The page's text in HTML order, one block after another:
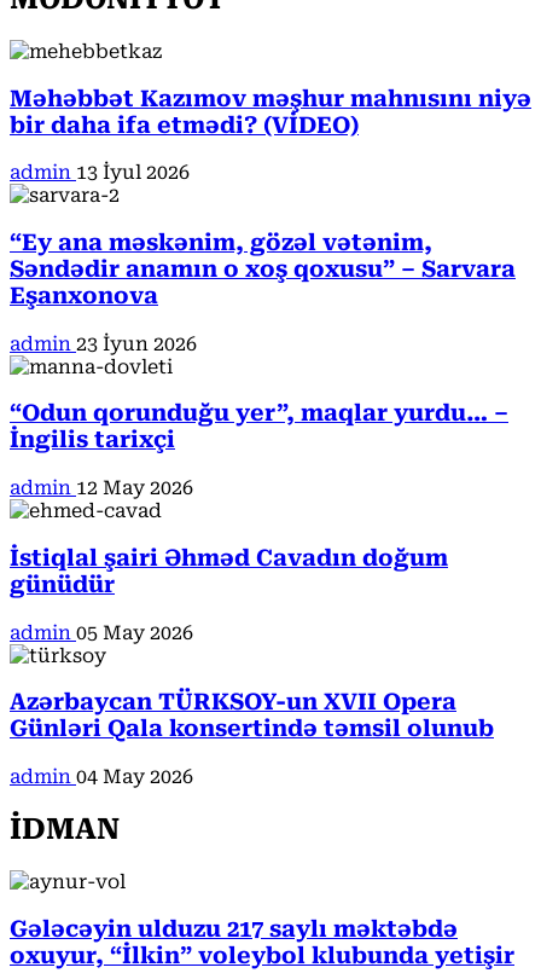
Məhəbbət Kazımov məşhur mahnısını niyə
bir daha ifa etmədi? (VİDEO)
admin 13 İyul 2026
“Ey ana məskənim, gözəl vətənim,
Səndədir anamın o xoş qoxusu” – Sarvara
Eşanxonova
admin 23 İyun 2026
“Odun qorunduğu yer”, maqlar yurdu… –
İngilis tarixçi
admin 12 May 2026
İstiqlal şairi Əhməd Cavadın doğum
günüdür
admin 05 May 2026
Azərbaycan TÜRKSOY-un XVII Opera
Günləri Qala konsertində təmsil olunub
admin 04 May 2026
İDMAN
Gələcəyin ulduzu 217 saylı məktəbdə
oxuyur, “İlkin” voleybol klubunda yetişir